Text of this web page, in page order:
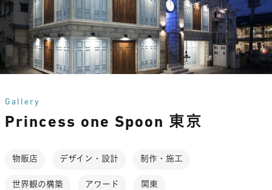
Gallery
Princess one Spoon 東京
物販店 デザイン・設計 制作・施工
世界観の構築 アワード 関東